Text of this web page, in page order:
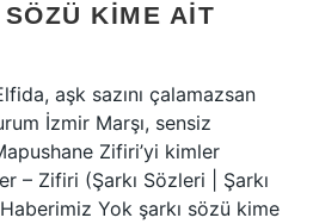
KIME AIT
aşk sazını çalamazsan
İzmir Marşı, sensiz
Zifiri’yi kimler
– Zifiri (Şarkı Sözleri | Şarkı
Yok şarkı sözü kime